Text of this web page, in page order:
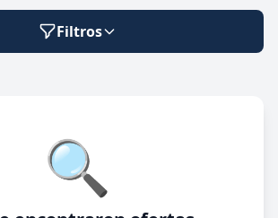
Ubicación
🔍 Buscar
Filtros
trabajo🔍